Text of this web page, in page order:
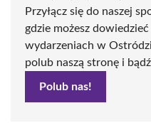
Przyłącz się do naszej
gdzie możesz
wydarzeniach w
polub naszą stronę i
Polub nas!